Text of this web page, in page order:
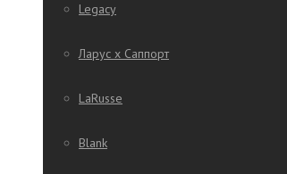
Legacy
Ларус х Саппорт
LaRusse
Blank